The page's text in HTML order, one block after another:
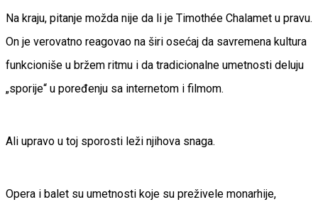
Na kraju, pitanje možda nije da li je Timothée Chalamet u pravu.
On je verovatno reagovao na širi osećaj da savremena kultura
funkcioniše u bržem ritmu i da tradicionalne umetnosti deluju
„sporije“ u poređenju sa internetom i filmom.
Ali upravo u toj sporosti leži njihova snaga.
Opera i balet su umetnosti koje su preživele monarhije,